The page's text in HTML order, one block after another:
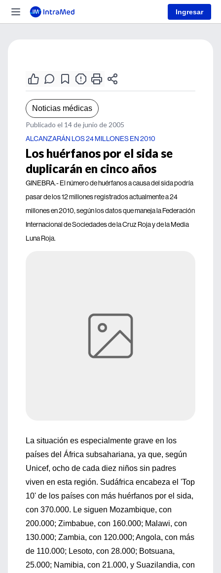
Ingresar
Noticias médicas
Publicado el 14 de junio de 2005
ALCANZARÁN LOS 24 MILLONES EN 2010
Los huérfanos por el sida se
duplicarán en cinco años
GINEBRA.- El número de huérfanos a causa del sida podría
pasar de los 12 millones registrados actualmente a 24
millones en 2010, según los datos que maneja la Federación
Internacional de Sociedades de la Cruz Roja y de la Media
Luna Roja.
La situación es especialmente grave en los
países del África subsahariana, ya que, según
Unicef, ocho de cada diez niños sin padres
viven en esta región. Sudáfrica encabeza el 'Top
10' de los países con más huérfanos por el sida,
con 370.000. Le siguen Mozambique, con
200.000; Zimbabue, con 160.000; Malawi, con
130.000; Zambia, con 120.000; Angola, con más
de 110.000; Lesoto, con 28.000; Botsuana,
25.000; Namibia, con 21.000, y Suazilandia, con